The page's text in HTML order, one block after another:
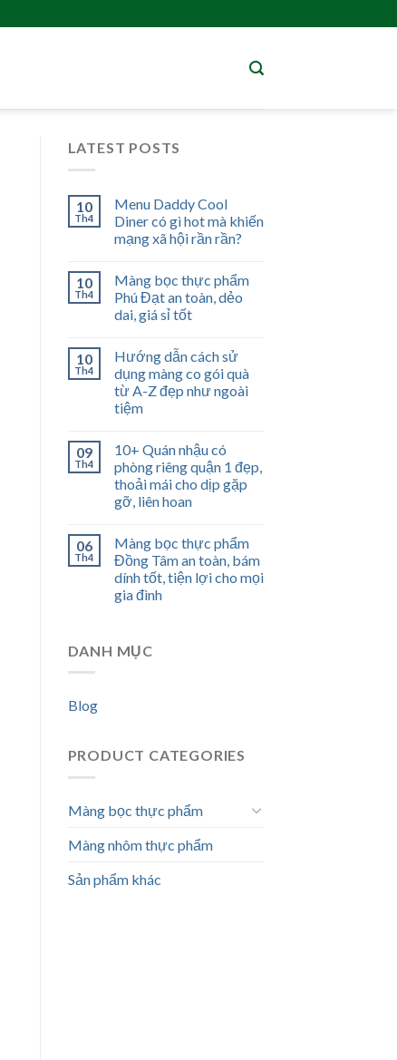
LATEST POSTS
10
Th4
Menu Daddy Cool
Diner có gì hot mà khiến
mạng xã hội rần rần?
10
Th4
Màng bọc thực phẩm
Phú Đạt an toàn, dẻo
dai, giá sỉ tốt
10
Th4
Hướng dẫn cách sử
dụng màng co gói quà
từ A-Z đẹp như ngoài
tiệm
09
Th4
10+ Quán nhậu có
phòng riêng quận 1 đẹp,
thoải mái cho dịp gặp
gỡ, liên hoan
06
Th4
Màng bọc thực phẩm
Đồng Tâm an toàn, bám
dính tốt, tiện lợi cho mọi
gia đình
DANH MỤC
Blog
PRODUCT CATEGORIES
Màng bọc thực phẩm
Màng nhôm thực phẩm
Sản phẩm khác